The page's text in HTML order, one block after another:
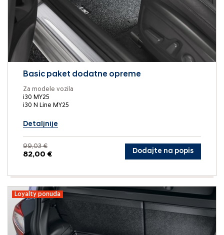
Basic paket dodatne opreme
Za modele vozila
i30 MY25
i30 N Line MY25
Detaljnije
99,03 €
82,00 € Dodajte na popis
Loyalty ponuda